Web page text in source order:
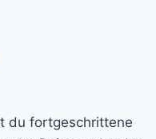
du fortgeschrittene